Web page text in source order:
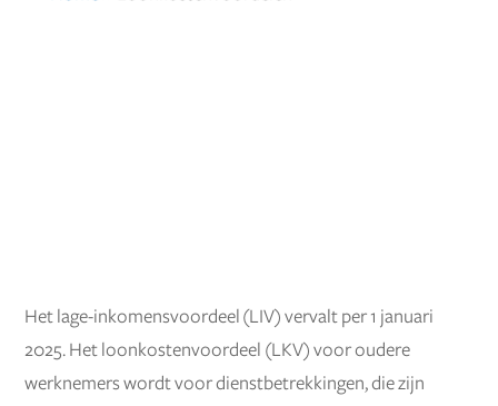
Het lage-inkomensvoordeel (LIV) vervalt per 1 januari
2025. Het loonkostenvoordeel (LKV) voor oudere
werknemers wordt voor dienstbetrekkingen, die zijn